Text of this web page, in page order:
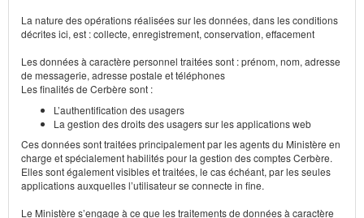
La nature des opérations réalisées sur les données, dans les conditions
décrites ici, est : collecte, enregistrement, conservation, effacement
Les données à caractère personnel traitées sont : prénom, nom, adresse
de messagerie, adresse postale et téléphones
Les finalités de Cerbère sont :
L’authentification des usagers
La gestion des droits des usagers sur les applications web
Ces données sont traitées principalement par les agents du Ministère en
charge et spécialement habilités pour la gestion des comptes Cerbère.
Elles sont également visibles et traitées, le cas échéant, par les seules
applications auxquelles l’utilisateur se connecte in fine.
Le Ministère s’engage à ce que les traitements de données à caractère